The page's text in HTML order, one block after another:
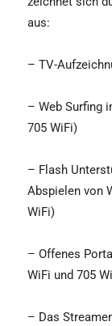
aus:
– TV-
– Web Surfing
705 WiFi)
– Flash
Abspielen von
WiFi)
– Offenes
WiFi und 705
– Das